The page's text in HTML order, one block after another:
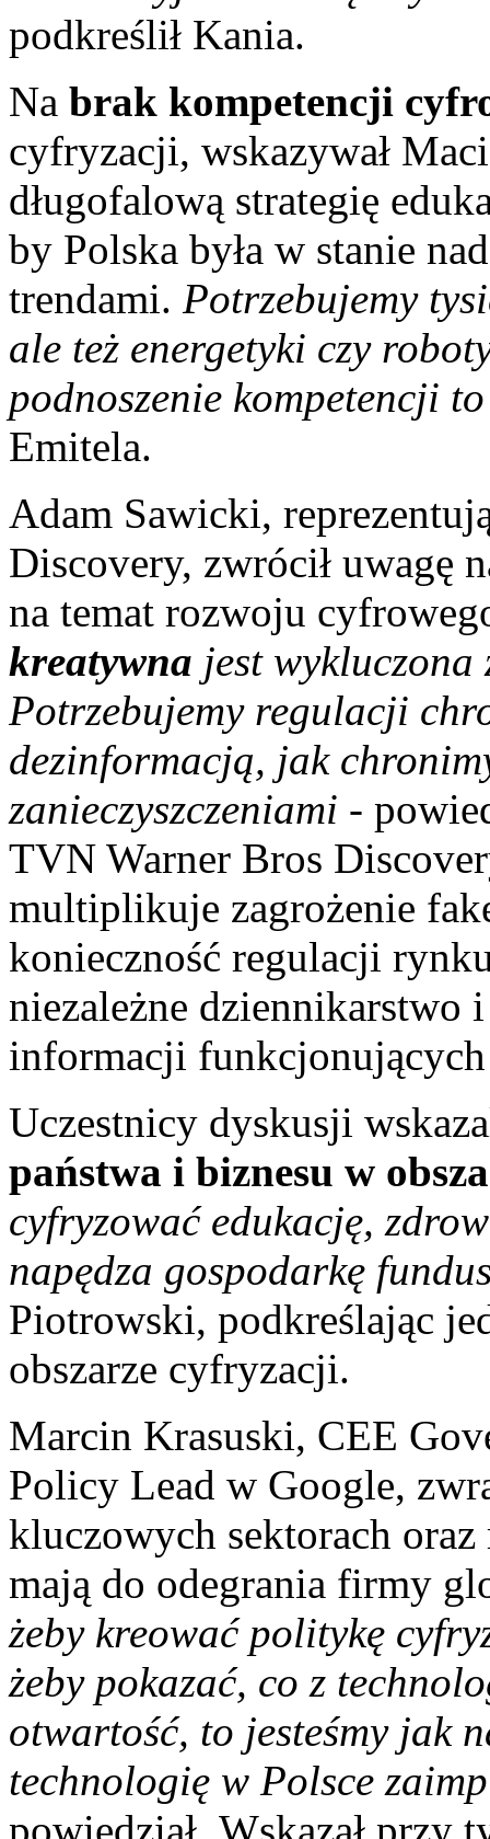
podkreślił Kania.
Na brak kompetencji
cyfryzacji, wskazywał
długofalową strategię
by Polska była w stanie
trendami. Potrzebujemy
ale też energetyki czy
podnoszenie kompetencji
Emitela.
Adam Sawicki,
Discovery, zwrócił uwagę
na temat rozwoju
kreatywna jest
Potrzebujemy regulacji
dezinformacją, jak
zanieczyszczeniami -
TVN Warner Bros
multiplikuje zagrożenie
konieczność regulacji
niezależne dziennikarstwo
informacji
Uczestnicy dyskusji
państwa i biznesu w
cyfryzować edukację,
napędza gospodarkę
Piotrowski, podkreślając
obszarze cyfryzacji.
Marcin Krasuski, CEE
Policy Lead w Google,
kluczowych sektorach
mają do odegrania firmy
żeby kreować politykę
żeby pokazać, co z
otwartość, to jesteśmy jak
technologię w Polsce